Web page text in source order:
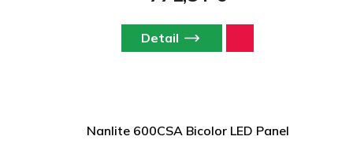
Detail
Nanlite 600CSA Bicolor LED Panel